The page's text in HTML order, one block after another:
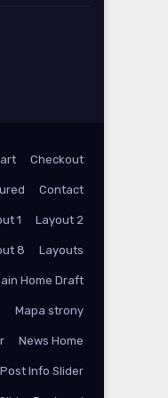
Checkout
Contact
1 Layout 2
8 Layouts
Home Draft
Mapa strony
News Home
Post Info Slider